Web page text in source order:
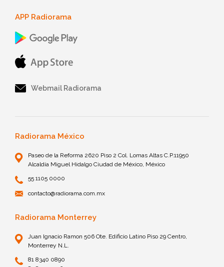
APP Radiorama
Webmail Radiorama
Radiorama México
Paseo de la Reforma 2620 Piso 2 Col. Lomas Altas C.P.11950
Alcaldía Miguel Hidalgo Ciudad de México, México
55 1105 0000
contacto@radiorama.com.mx
Radiorama Monterrey
Juan Ignacio Ramon 506 Ote. Edificio Latino Piso 29 Centro,
Monterrey N.L.
81 8340 0890